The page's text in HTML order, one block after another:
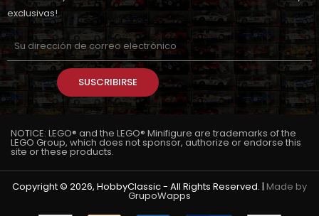
exclusivas!
SUSCRIBIRSE
NOTICE: LEGO® and the LEGO® Minifigure are trademarks of the
LEGO Group, which does not sponsor, authorize or endorse this
site or these products.
Copyright © 2026, HobbyClassic - All Rights Reserved. | Made by
GrupoWapps